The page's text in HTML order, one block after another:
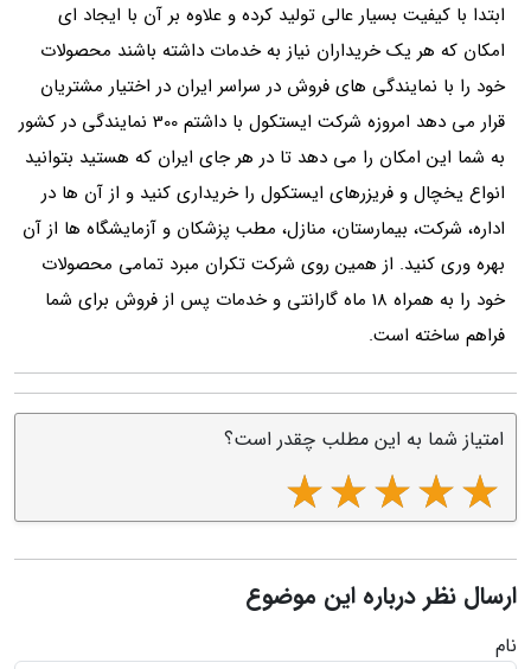
ابتدا با کیفیت بسیار عالی تولید کرده و علاوه بر آن با ایجاد ای
امکان که هر یک خریداران نیاز به خدمات داشته باشند محصولات
خود را با نمایندگی های فروش در سراسر ایران در اختیار مشتریان
قرار می دهد امروزه شرکت ایستکول با داشتم 300 نمایندگی در کشور
به شما این امکان را می دهد تا در هر جای ایران که هستید بتوانید
انواع یخچال و فریزرهای ایستکول را خریداری کنید و از آن ها در
اداره، شرکت، بیمارستان، منازل، مطب پزشکان و آزمایشگاه ها از آن
بهره وری کنید. از همین روی شرکت تکران مبرد تمامی محصولات
خود را به همراه 18 ماه گارانتی و خدمات پس از فروش برای شما
فراهم ساخته است.
امتیاز شما به این مطلب چقدر است؟
ارسال نظر درباره این موضوع
نام